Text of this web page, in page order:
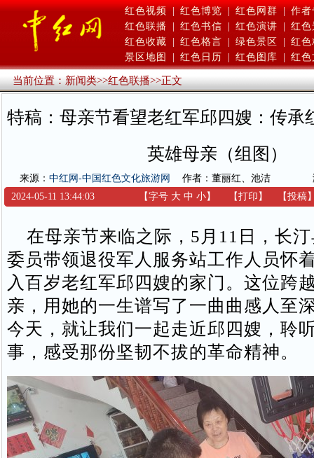
红色视频 | 红色博览 | 红色网群 | 作者
红色联播
红色书信 红色演讲
红色
红色收藏
红色格言 绿色景区
红色
景区地图
红色日历 红色图库 红色
当前位置：新闻类>>红色联播>>正文
特稿：母亲节看望老红军邱四嫂：传承
英雄母亲（组图）
来源： 中红网-中国红色文化旅游网 作者：董丽红、池洁
2024-05-11 13:44:03
【字号 大 中 小】 【打印 】 【投稿
在母亲节来临之际，5月11日，长
委员带领退役军人服务站工作人员怀
入百岁老红军邱四嫂的家门。这位跨
亲，用她的一生谱写了一曲曲感人至
今天，就让我们一起走近邱四嫂，聆
事，感受那份坚韧不拔的革命精神。